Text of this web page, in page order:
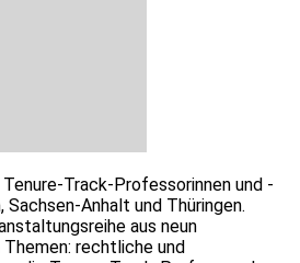
Track-Professorinnen und -
Anhalt und Thüringen.
aus neun
rechtliche und